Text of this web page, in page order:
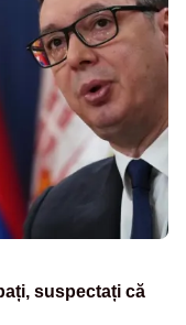
suspectați că